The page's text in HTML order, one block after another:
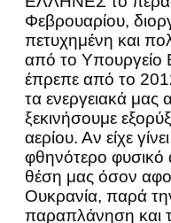
Φεβρουαρίου,
πετυχημένη και
από το Υπουργείο
έπρεπε από το
τα ενεργειακά μας
ξεκινήσουμε
αερίου. Αν είχε
φθηνότερο
θέση μας όσον
Ουκρανία, παρά
παραπλάνηση και